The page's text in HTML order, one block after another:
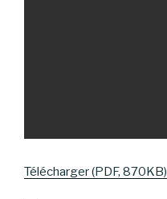
Télécharger (PDF, 870KB)